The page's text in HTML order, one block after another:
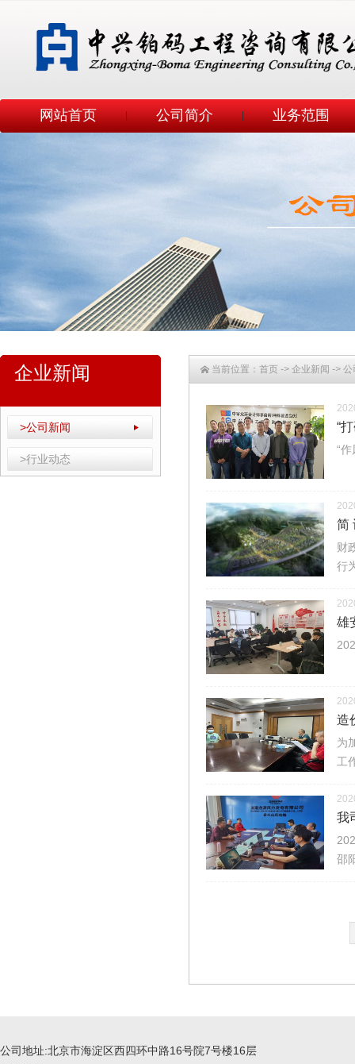
网站首页 公司简介 业务范围
企业新闻
>公司新闻
>行业动态
当前位置： 首页 -> 企业新闻 -> 公
“
“
简
财
行
雄
造
为
工
我
邵
公司地址:北京市海淀区西四环中路16号院7号楼16层